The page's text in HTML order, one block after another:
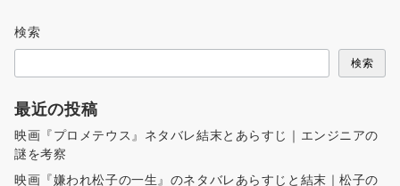
ー
送
り
検索
検索
最近の投稿
映画『プロメテウス』ネタバレ結末とあらすじ｜エンジニアの
謎を考察
映画『嫌われ松子の一生』のネタバレあらすじと結末｜松子の